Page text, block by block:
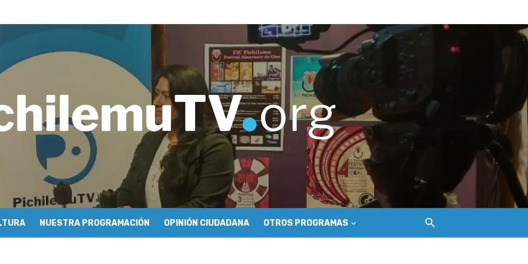
de Economía y Obras Públicas para buscar una salida a la crisis que golpea a los salineros de Cáhuil
de Mundo Móvil y avanza en su estrategia para construir un ecosistema de conectividad
Sonido en torno a la exposición “Zincnético”
Rafael Guendelman
cómo se hace televisión comunitaria en Pichilemu
y escuela comunitaria
con María Lina Fermandois y Luis Polanco
participativa del Plan Local de Restauración del Secano Costero Nilahue
en su segunda clasificatoria
– Cecilia Araneda
NUESTRA PROGRAMACIÓN OPINIÓN CIUDADANA OTROS PROGRAMAS